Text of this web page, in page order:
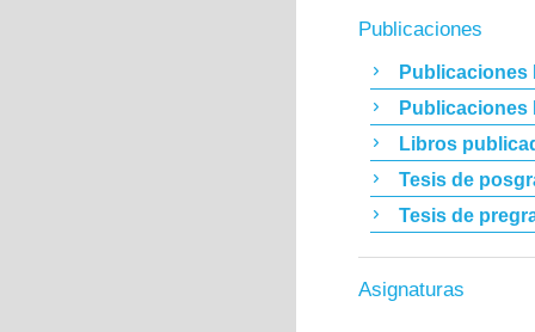
Publicaciones
Publicaciones
Publicaciones
Libros
Tesis de
Tesis de
Asignaturas